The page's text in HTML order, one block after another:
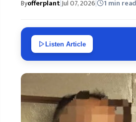
Byofferplant|Jul 07, 2026| 1 min read
Listen Article